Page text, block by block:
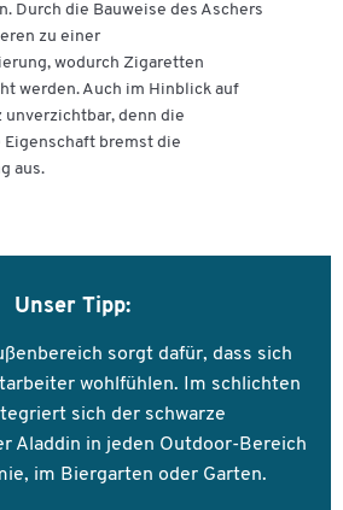
Durch die Bauweise des Aschers
zu einer
wodurch Zigaretten
werden. Auch im Hinblick auf
unverzichtbar, denn die
bremst die
aus.
Unser Tipp:
sorgt dafür, dass sich
wohlfühlen. Im schlichten
sich der schwarze
Aladdin in jeden Outdoor-Bereich
im Biergarten oder Garten.